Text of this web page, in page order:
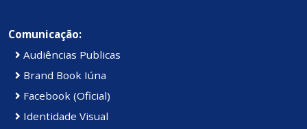
Comunicação:
Audiências Publicas
Brand Book Iúna
Facebook (Oficial)
Identidade Visual